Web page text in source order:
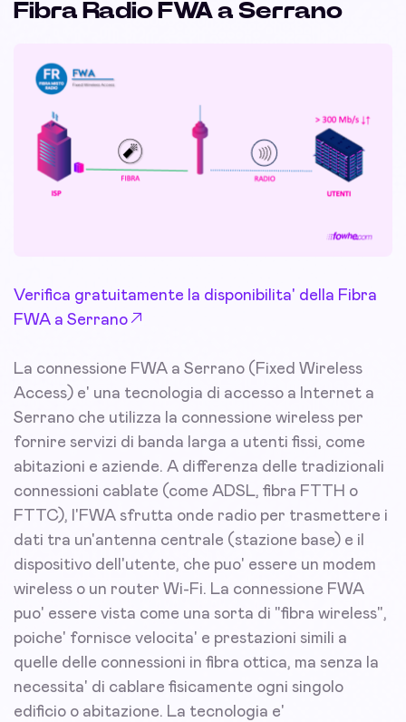
Fibra Radio FWA a Serrano
Verifica gratuitamente la disponibilita' della Fibra
FWA a Serrano
La connessione FWA a Serrano (Fixed Wireless
Access) e' una tecnologia di accesso a Internet a
Serrano che utilizza la connessione wireless per
fornire servizi di banda larga a utenti fissi, come
abitazioni e aziende. A differenza delle tradizionali
connessioni cablate (come ADSL, fibra FTTH o
FTTC), l'FWA sfrutta onde radio per trasmettere i
dati tra un'antenna centrale (stazione base) e il
dispositivo dell'utente, che puo' essere un modem
wireless o un router Wi-Fi. La connessione FWA
puo' essere vista come una sorta di "fibra wireless",
poiche' fornisce velocita' e prestazioni simili a
quelle delle connessioni in fibra ottica, ma senza la
necessita' di cablare fisicamente ogni singolo
edificio o abitazione. La tecnologia e'